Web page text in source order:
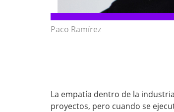
Paco Ramírez
La empatía dentro de la
proyectos, pero cuando se